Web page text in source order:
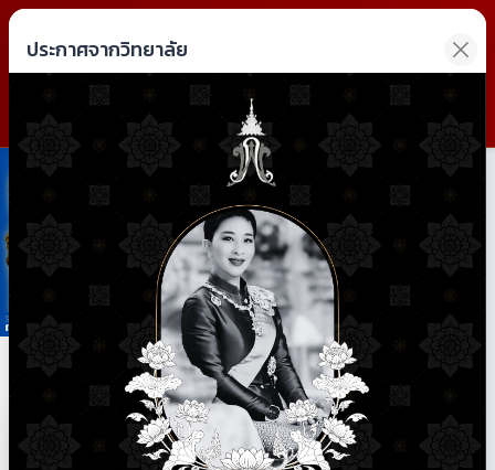
วิทยาลัยการอาชีพฝาง
Fang Industrial and Community Education College
Next
ประกาศจากวิทยาลัย